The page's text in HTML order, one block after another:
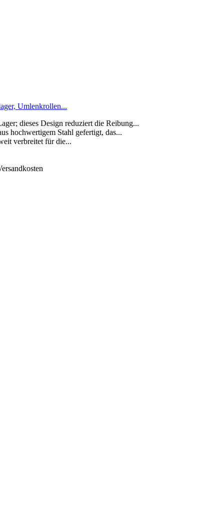
Umlenkrollen...
dieses Design reduziert die Reibung...
hochwertigem Stahl gefertigt, das...
verbreitet für die...